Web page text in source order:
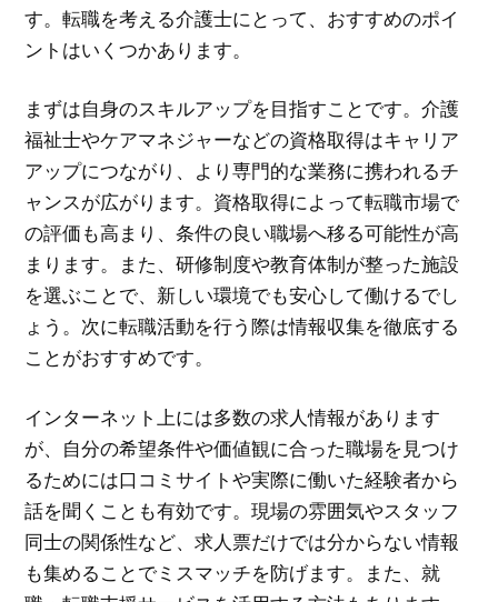
す。転職を考える介護士にとって、おすすめのポイ
ントはいくつかあります。
まずは自身のスキルアップを目指すことです。介護
福祉士やケアマネジャーなどの資格取得はキャリア
アップにつながり、より専門的な業務に携われるチ
ャンスが広がります。資格取得によって転職市場で
の評価も高まり、条件の良い職場へ移る可能性が高
まります。また、研修制度や教育体制が整った施設
を選ぶことで、新しい環境でも安心して働けるでし
ょう。次に転職活動を行う際は情報収集を徹底する
ことがおすすめです。
インターネット上には多数の求人情報があります
が、自分の希望条件や価値観に合った職場を見つけ
るためには口コミサイトや実際に働いた経験者から
話を聞くことも有効です。現場の雰囲気やスタッフ
同士の関係性など、求人票だけでは分からない情報
も集めることでミスマッチを防げます。また、就